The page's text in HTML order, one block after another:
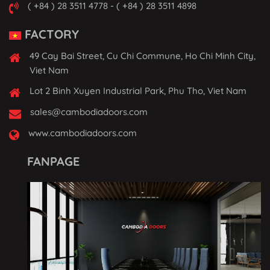
( +84 ) 28 3511 4778 - ( +84 ) 28 3511 4898
FACTORY
49 Cay Bai Street, Cu Chi Commune, Ho Chi Minh City,
Viet Nam
Lot 2 Binh Xuyen Industrial Park, Phu Tho, Viet Nam
sales@cambodiadoors.com
www.cambodiadoors.com
FANPAGE